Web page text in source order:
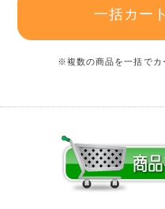
一括カー
※複数の商品を一括でカ